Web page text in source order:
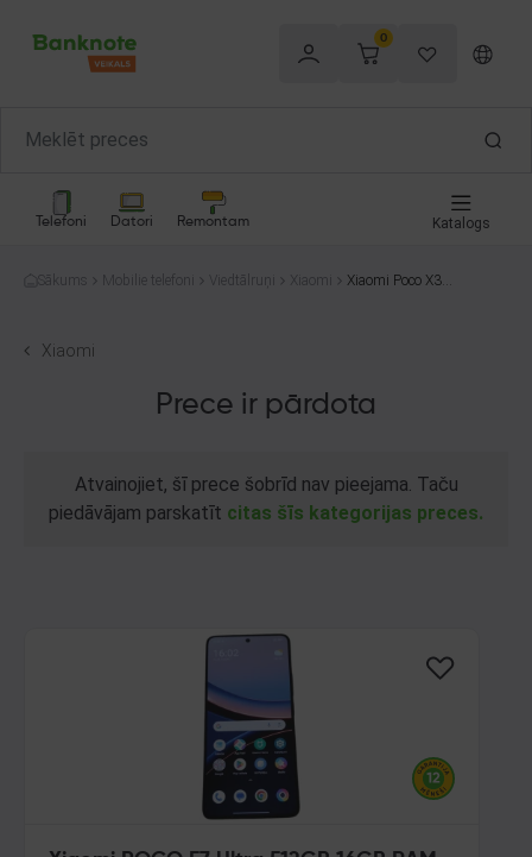
0
Telefoni Datori Remontam Katalogs
Sākums Mobilie telefoni Viedtālruņi Xiaomi
Xiaomi Poco X3 P
Xiaomi
Prece ir pārdota
Atvainojiet, šī prece šobrīd nav pieejama. Taču
piedāvājam parskatīt citas šīs kategorijas preces.